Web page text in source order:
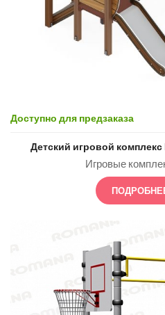
Доступно для предзаказа
Детский игровой
Игровые